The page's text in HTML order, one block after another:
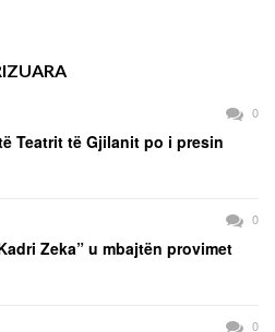
0
Teatrit të Gjilanit po i presin
0
Zeka” u mbajtën provimet
0